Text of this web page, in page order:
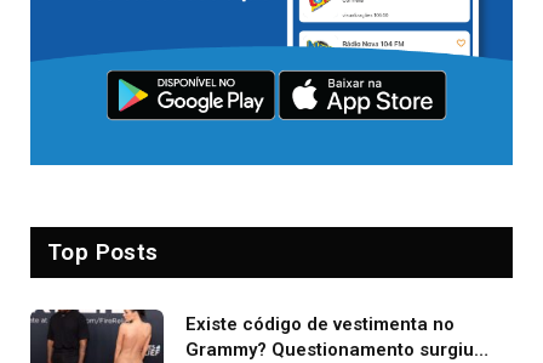
Top Posts
Existe código de vestimenta no
Grammy? Questionamento surgiu